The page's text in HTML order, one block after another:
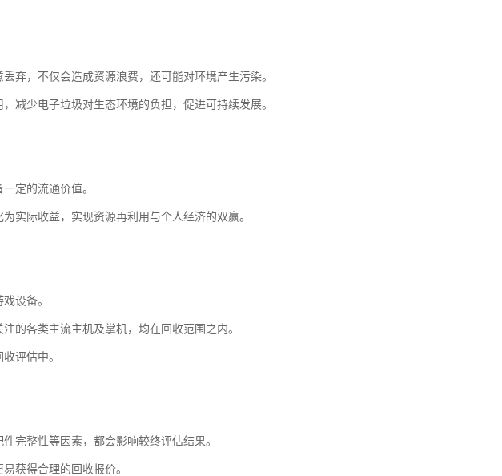
弃，不仅会造成资源浪费，还可能对环境产生污染。
减少电子垃圾对生态环境的负担，促进可持续发展。
定的流通价值。
实际收益，实现资源再利用与个人经济的双赢。
设备。
的各类主流主机及掌机，均在回收范围之内。
评估中。
完整性等因素，都会影响较终评估结果。
获得合理的回收报价。